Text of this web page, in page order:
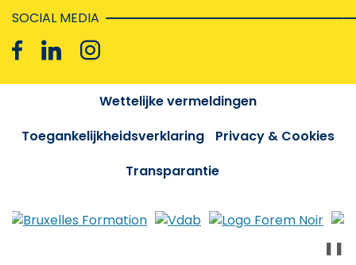
SOCIAL MEDIA
Wettelijke vermeldingen
Toegankelijkheidsverklaring
Privacy & Cookies
Transparantie
❚❚